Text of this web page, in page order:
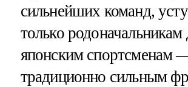
сильнейших команд,
только
японским спортсменам
традиционно сильным